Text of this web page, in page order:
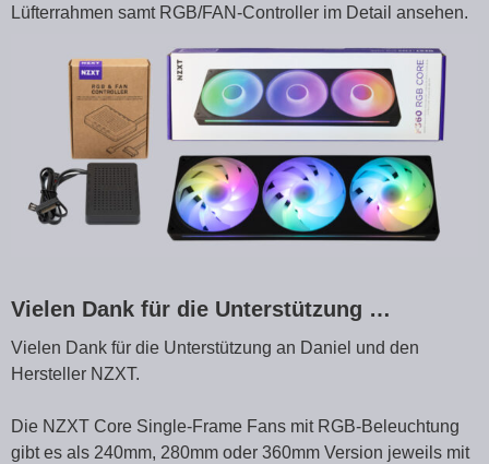
Lüfterrahmen samt RGB/FAN-Controller im Detail ansehen.
Vielen Dank für die Unterstützung …
Vielen Dank für die Unterstützung an Daniel und den
Hersteller NZXT.
Die NZXT Core Single-Frame Fans mit RGB-Beleuchtung
gibt es als 240mm, 280mm oder 360mm Version jeweils mit